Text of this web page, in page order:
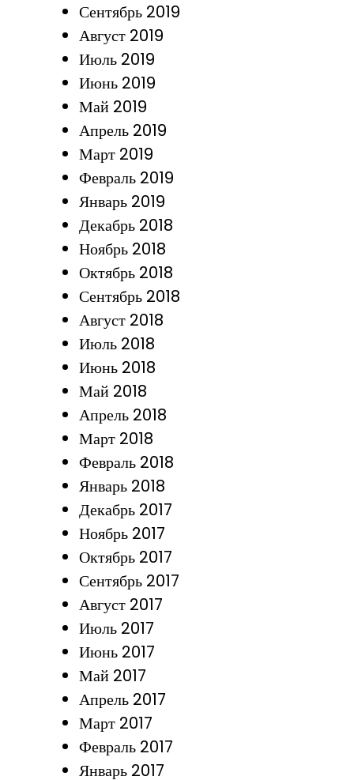
Сентябрь 2019
Август 2019
Июль 2019
Июнь 2019
Май 2019
Апрель 2019
Март 2019
Февраль 2019
Январь 2019
Декабрь 2018
Ноябрь 2018
Октябрь 2018
Сентябрь 2018
Август 2018
Июль 2018
Июнь 2018
Май 2018
Апрель 2018
Март 2018
Февраль 2018
Январь 2018
Декабрь 2017
Ноябрь 2017
Октябрь 2017
Сентябрь 2017
Август 2017
Июль 2017
Июнь 2017
Май 2017
Апрель 2017
Март 2017
Февраль 2017
Январь 2017